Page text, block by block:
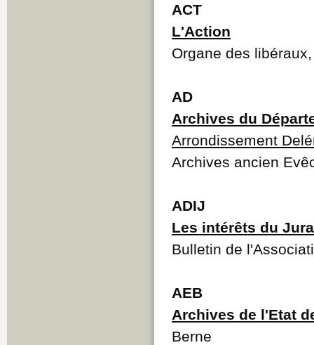
ACT
L'Action
Organe des
AD
Archives du
Arrondissement
Archives ancien
ADIJ
Les intérêts du Jura
Bulletin de
AEB
Archives de l'Etat
Berne